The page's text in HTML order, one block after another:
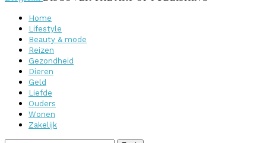
Home
Lifestyle
Beauty & mode
Reizen
Gezondheid
Dieren
Geld
Liefde
Ouders
Wonen
Zakelijk